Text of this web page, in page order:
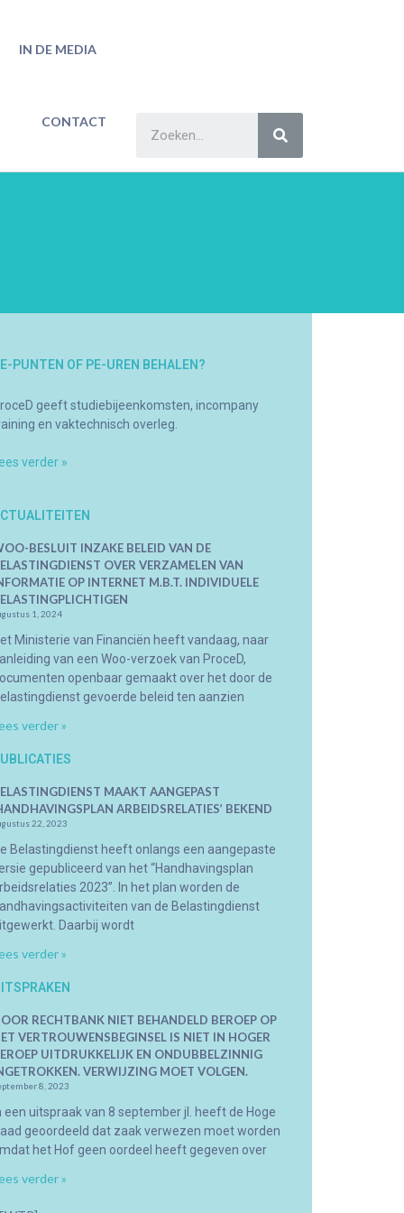
IN DE MEDIA
CONTACT
PUNTEN OF PE-UREN BEHALEN?
geeft studiebijeenkomsten, incompany
en vaktechnisch overleg.
verder »
BESLUIT INZAKE BELEID VAN DE
OVER VERZAMELEN VAN
OP INTERNET M.B.T. INDIVIDUELE
1, 2024
Ministerie van Financiën heeft vandaag, naar
van een Woo-verzoek van ProceD,
openbaar gemaakt over het door de
gevoerde beleid ten aanzien
verder »
MAAKT AANGEPAST
ARBEIDSRELATIES’ BEKEND
22, 2023
Belastingdienst heeft onlangs een aangepaste
gepubliceerd van het “Handhavingsplan
2023”. In het plan worden de
van de Belastingdienst
Daarbij wordt
verder »
RECHTBANK NIET BEHANDELD BEROEP OP
VERTROUWENSBEGINSEL IS NIET IN HOGER
UITDRUKKELIJK EN ONDUBBELZINNIG
VERWIJZING MOET VOLGEN.
8, 2023
een uitspraak van 8 september jl. heeft de Hoge
geoordeeld dat zaak verwezen moet worden
het Hof geen oordeel heeft gegeven over
verder »